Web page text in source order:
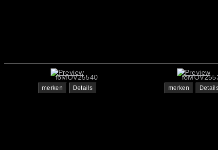
foMOV25540
merken Details merken